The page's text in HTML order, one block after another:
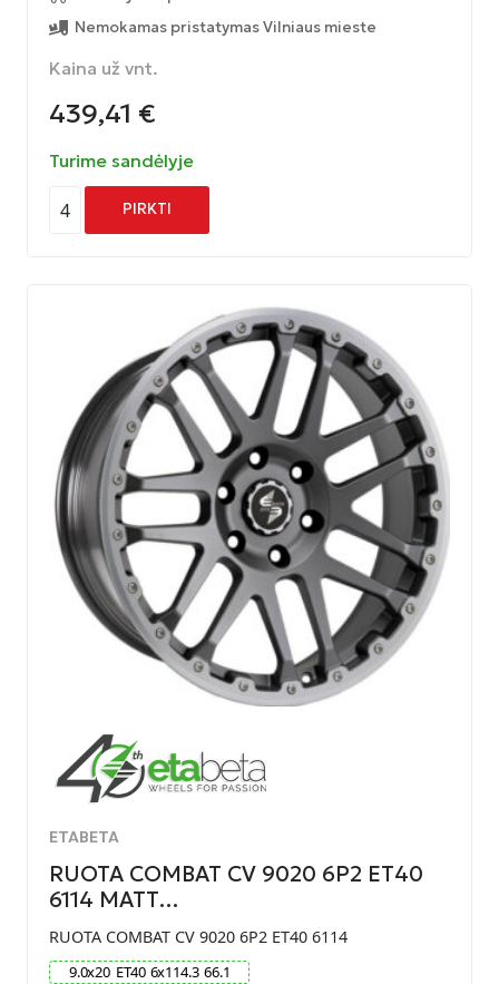
Nemokamas pristatymas Vilniaus mieste
Kaina už vnt.
439,41 €
Turime sandėlyje
4 PIRKTI
ETABETA
RUOTA COMBAT CV 9020 6P2 ET40
6114 MATT…
RUOTA COMBAT CV 9020 6P2 ET40 6114
9.0x20 ET40 6x114.3 66.1